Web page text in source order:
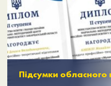
Підсумки обласного